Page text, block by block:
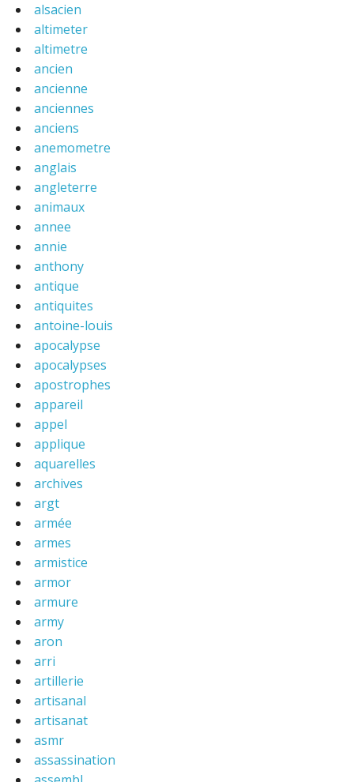
alsacien
altimeter
altimetre
ancien
ancienne
anciennes
anciens
anemometre
anglais
angleterre
animaux
annee
annie
anthony
antique
antiquites
antoine-louis
apocalypse
apocalypses
apostrophes
appareil
appel
applique
aquarelles
archives
argt
armée
armes
armistice
armor
armure
army
aron
arri
artillerie
artisanal
artisanat
asmr
assassination